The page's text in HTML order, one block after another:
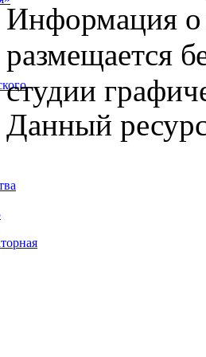
Информация о
размещается
студии
Данный